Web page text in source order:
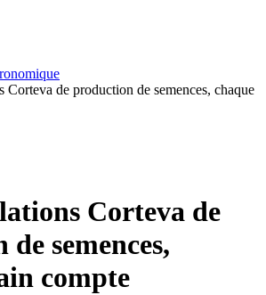
Corteva de production de semences, chaque
Corteva de
semences,
compte